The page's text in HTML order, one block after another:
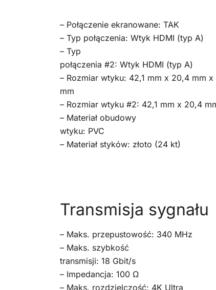
– Połączenie ekranowane: TAK
– Typ połączenia: Wtyk HDMI (typ A)
– Typ
połączenia #2: Wtyk HDMI (typ A)
– Rozmiar wtyku: 42,1 mm x 20,4 mm x
mm
– Rozmiar wtyku #2: 42,1 mm x 20,4
– Materiał obudowy
wtyku: PVC
– Materiał styków: złoto (24 kt)
Transmisja sygnału
– Maks. przepustowość: 340 MHz
– Maks. szybkość
transmisji: 18 Gbit/s
– Impedancja: 100 Ω
– Maks. rozdzielczość: 4K Ultra